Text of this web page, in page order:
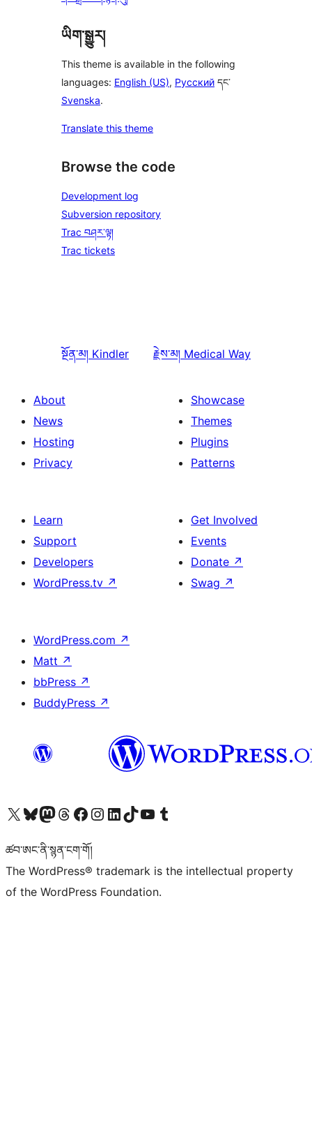
ཡིག་སྒྱུར།
This theme is available in the following
languages: English (US), Русский དང་
Svenska.
Translate this theme
Browse the code
Development log
Subversion repository
Trac བཤར་ལྟ།
Trac tickets
སྔོན་མ། Kindler རྗེས་མ། Medical Way
About
News
Hosting
Privacy
Showcase
Themes
Plugins
Patterns
Learn
Support
Developers
WordPress.tv ↗
Get Involved
Events
Donate ↗
Swag ↗
WordPress.com ↗
Matt ↗
bbPress ↗
BuddyPress ↗
Visit our X (formerly Twitter) account
Visit our Bluesky account
Visit our Mastodon account
Visit our Threads account
Visit our Facebook page
Visit our Instagram account
Visit our LinkedIn account
Visit our TikTok account
Visit our YouTube channel
Visit our Tumblr account
ཚབ་ཨང་ནི་སྙན་ངག་གོ།
The WordPress® trademark is the intellectual property
of the WordPress Foundation.